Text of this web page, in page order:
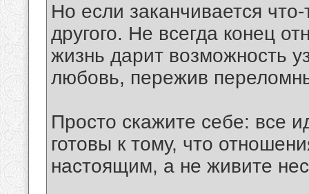
Но если заканчивается
другого. Не всегда конец
жизнь дарит возможность
любовь, пережив
Просто скажите себе: все
готовы к тому, что
настоящим, а не живите